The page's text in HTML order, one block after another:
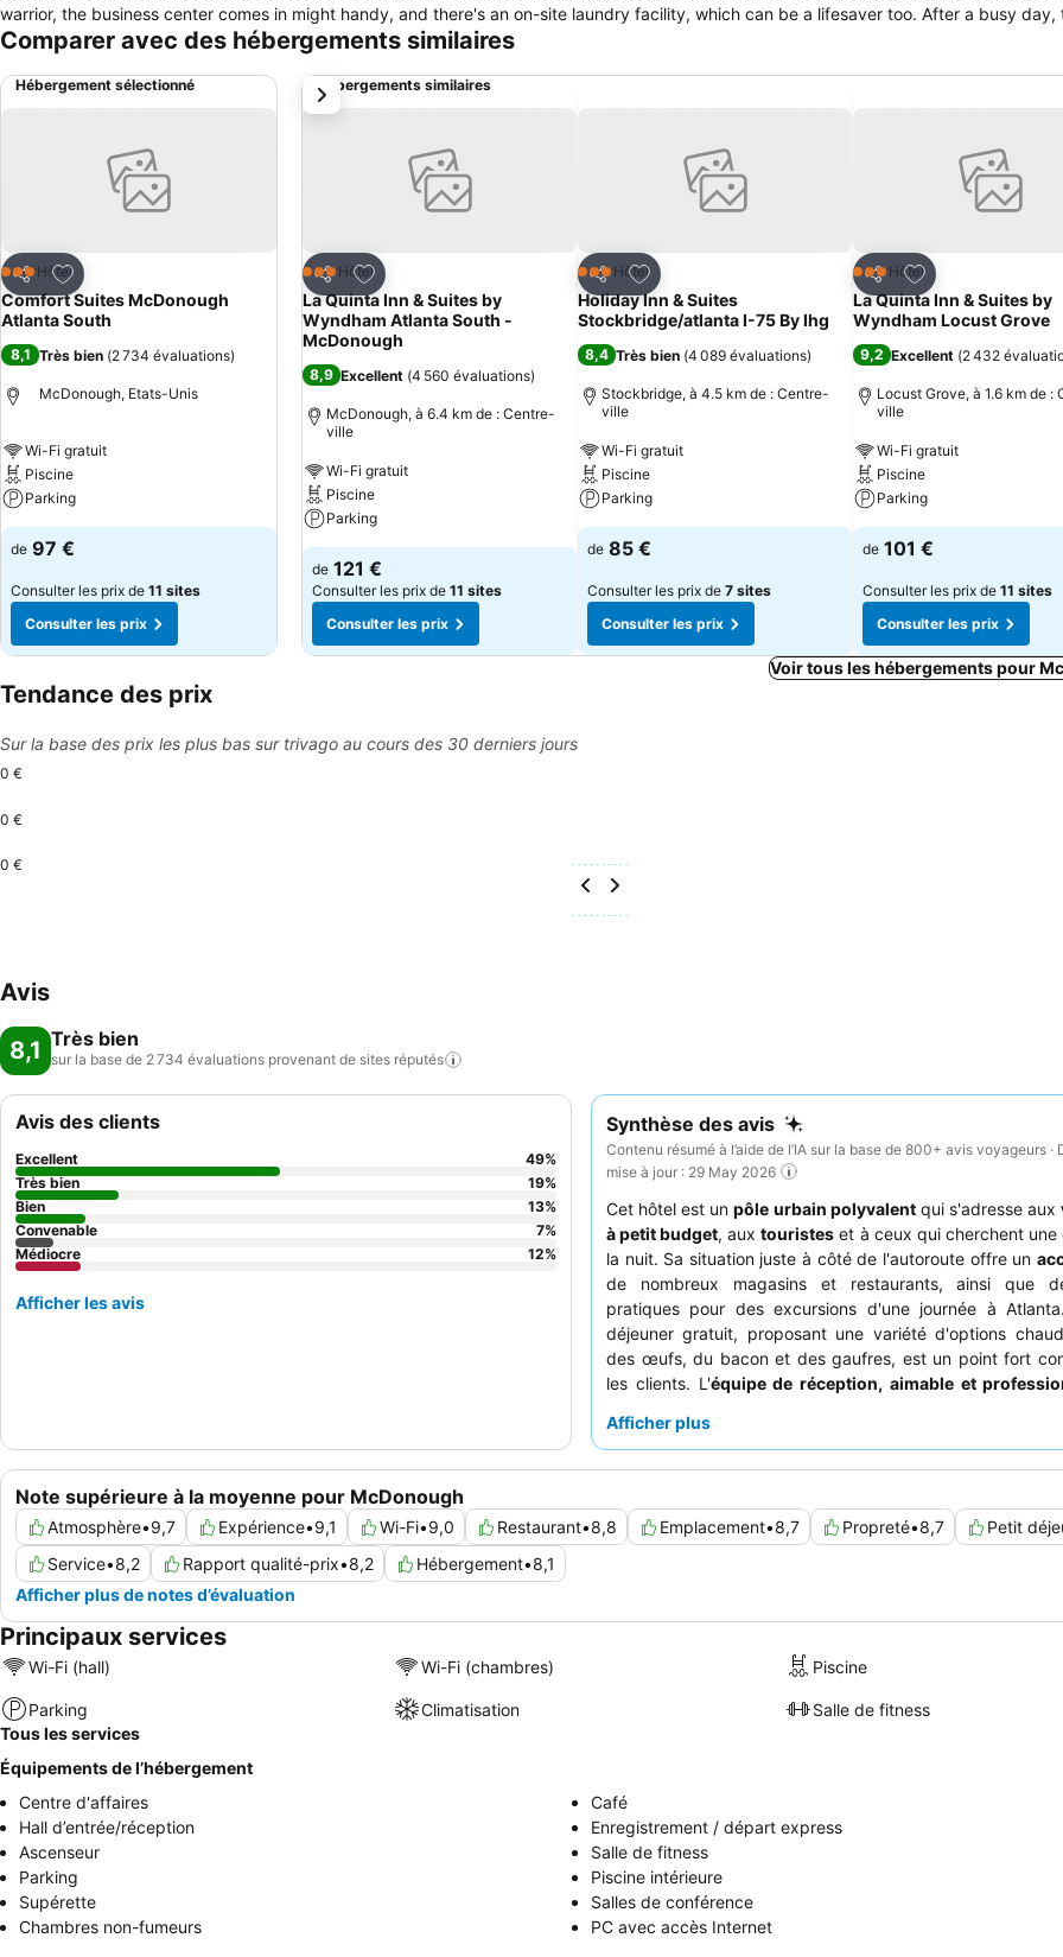
warrior, the business center comes in might handy, and there's an on-site laundry facility, which can be a lifesaver too. After a busy day,
heated pool and fitness center are welcome amenities. Parking is free at this hotel. The Comfort Suites is just off I-75, 23 miles from
Speedway, home of NASCAR, is 20 minutes from the hotel. our guests looking for freebies and amenities, a great value and a practical
consider the highly rated Comfort Suites McDonough
Comparer avec des hébergements similaires
Hébergement sélectionné
Partager
Ajouter à mes favoris
3 ÉtoilesHôtel
Comfort Suites McDonough
Atlanta South
8,1 Très bien (2 734 évaluations)
McDonough, Etats-Unis
Wi-Fi gratuit
Piscine
Parking
de 97 €
Consulter les prix de 11 sites
Consulter les prix
Hébergements similaires
Partager
Ajouter à mes favoris
3 ÉtoilesHôtel
La Quinta Inn & Suites by
Wyndham Atlanta South -
McDonough
8,9 Excellent (4 560 évaluations)
McDonough, à 6.4 km de : Centre-
ville
Wi-Fi gratuit
Piscine
Parking
de 121 €
Consulter les prix de 11 sites
Consulter les prix
Partager
Ajouter à mes favoris
3 ÉtoilesHôtel
Holiday Inn & Suites
Stockbridge/atlanta I-75 By Ihg
8,4 Très bien (4 089 évaluations)
Stockbridge, à 4.5 km de : Centre-
ville
Wi-Fi gratuit
Piscine
Parking
de 85 €
Consulter les prix de 7 sites
Consulter les prix
Partager
Ajouter à mes
3 ÉtoilesHôtel
La Quinta Inn & Suites by
Wyndham Locust Grove
9,2 Excellent (2 432
Locust Grove, à 1.6 km de :
ville
Wi-Fi gratuit
Piscine
Parking
de 101 €
Consulter les prix de 11 sites
Consulter les prix
suivant
Voir tous les hébergements pour
Tendance des prix
Sur la base des prix les plus bas sur trivago au cours des 30 derniers jours
0 €
0 €
0 €
Avis
8,1 Très bien
sur la base de 2 734 évaluations provenant de sites réputés
Synthèse des avis
Contenu résumé à l’aide de l’IA sur la base de 800+ avis voyageurs ·
mise à jour : 29 May 2026
Cet hôtel est unpôle urbain polyvalentqui s'adresse aux
à petit budget, auxtouristes et à ceux qui cherchent une
la nuit. Sa situation juste à côté de l'autoroute offre un
de nombreux magasins et restaurants, ainsi que
pratiques pour des excursions d'une journée à
déjeuner gratuit, proposant une variété d'options
des œufs, du bacon et des gaufres, est un point fort
les clients. L'équipe de réception, aimable et
expérience plus confortable et spacieuse, pensez à
Afficher plus
Note supérieure à la moyenne pour McDonough
Atmosphère•9,7 Expérience•9,1 Wi-Fi•9,0 Restaurant•8,8 Emplacement•8,7 Propreté•8,7 Petit
Service•8,2 Rapport qualité-prix•8,2 Hébergement•8,1
Afficher plus de notes d’évaluation
Avis des clients
Excellent 49%
Très bien
19%
Bien
13%
Convenable
7%
Médiocre
12%
Afficher les avis
Principaux services
Wi-Fi (hall) Wi-Fi (chambres) Piscine
Parking Climatisation
Salle de fitness
Tous les services
Équipements de l’hébergement
Centre d'affaires
Café
Hall d’entrée/réception
Enregistrement / départ express
Ascenseur
Salle de fitness
Parking
Piscine intérieure
Supérette
Salles de conférence
Chambres non-fumeurs
PC avec accès Internet